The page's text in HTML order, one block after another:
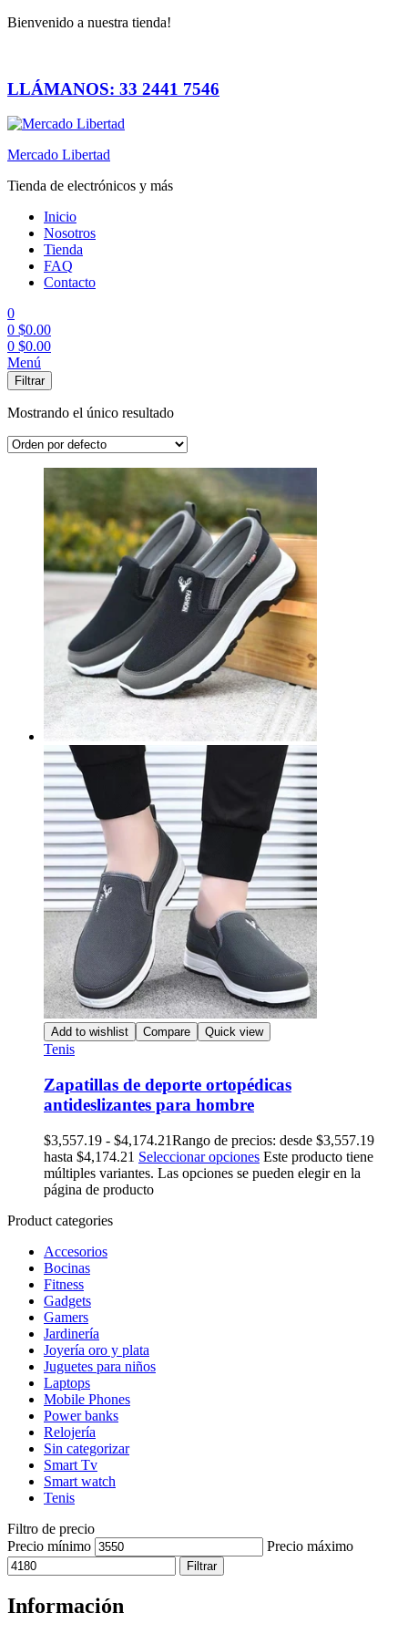
Bienvenido a nuestra tienda!
LLÁMANOS: 33 2441 7546
Mercado Libertad
Tienda de electrónicos y más
Inicio
Nosotros
Tienda
FAQ
Contacto
0
0 $0.00
0 $0.00
Menú
Filtrar
Mostrando el único resultado
Add to wishlist Compare Quick view
Tenis
Zapatillas de deporte ortopédicas
antideslizantes para hombre
$3,557.19 - $4,174.21Rango de precios: desde $3,557.19
hasta $4,174.21 Seleccionar opciones Este producto tiene
múltiples variantes. Las opciones se pueden elegir en la
página de producto
Product categories
Accesorios
Bocinas
Fitness
Gadgets
Gamers
Jardinería
Joyería oro y plata
Juguetes para niños
Laptops
Mobile Phones
Power banks
Relojería
Sin categorizar
Smart Tv
Smart watch
Tenis
Filtro de precio
Precio mínimo
Precio máximo
Filtrar
Información